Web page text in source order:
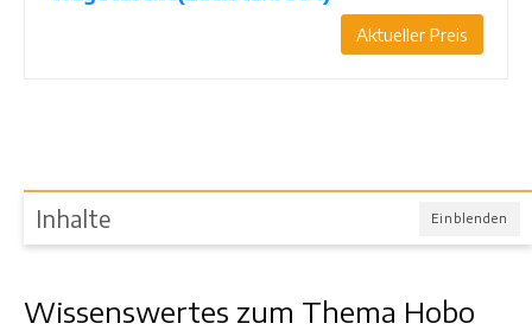
Aktueller Preis
Einblenden
Inhalte
Wissenswertes zum Thema Hobo